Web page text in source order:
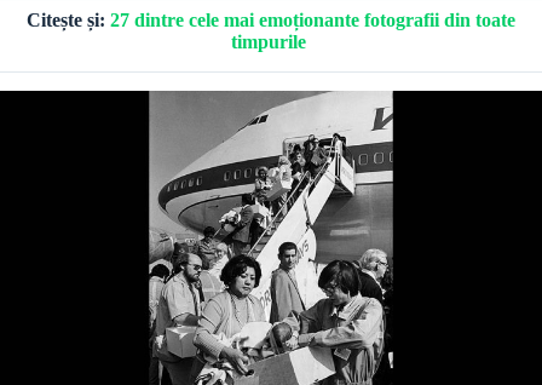
Citește și: 27 dintre cele mai emoționante fotografii din toate
timpurile